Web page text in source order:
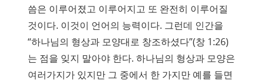
씀은 이루어졌고 이루어지고 또 완전히 이루어질
것이다. 이것이 언어의 능력이다. 그런데 인간을
“하나님의 형상과 모양대로 창조하셨다”(창 1:26)
는 점을 잊지 말아야 한다. 하나님의 형상과 모양은
여러가지가 있지만 그 중에서 한 가지만 예를 들면